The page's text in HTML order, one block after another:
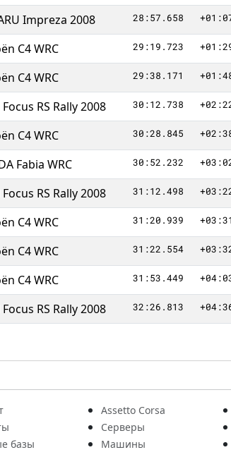
Impreza 2008 28:57.658
C4 WRC 29:19.723
C4 WRC 29:38.171
RS Rally 2008 30:12.738
C4 WRC 30:28.845
Fabia WRC 30:52.232
RS Rally 2008 31:12.498
C4 WRC 31:20.939
C4 WRC 31:22.554
C4 WRC 31:53.449
RS Rally 2008 32:26.813
базы
Assetto Corsa
Серверы
Машины